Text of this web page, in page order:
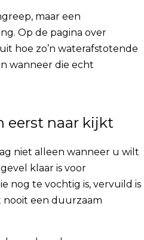
maar een
Op de pagina over
hoe zo’n waterafstotende
wanneer die echt
eerst naar kijkt
niet alleen wanneer u wilt
klaar is voor
nog te vochtig is, vervuild is
nooit een duurzaam